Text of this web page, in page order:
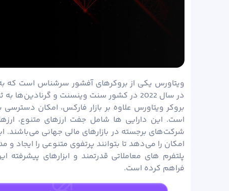
ویتاورس یکی از بروکرهای آفشور سرشناس است که به
در سال 2022 در کشور سنت وینسنت و گرنادین‌ها به ثبت رسیده است.
است. این دارایی ها شامل جفت ارزهای متنوع،
شرکت‌های برجسته در بازارهای مالی جهانی می‌باشند.
امکان را می‌دهد تا بتوانند پرتفوی متنوعی را ایجاد و
پلتفرم های معاملاتی قدرتمند و ابزارهای پیشرفته
فراهم کرده است.